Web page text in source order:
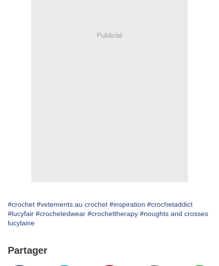
Publicité
#crochet #vetements au crochet #inspiration #crochetaddict
#lucyfair #crochetedwear #crochettherapy #noughts and crosses
lucylaine
Partager